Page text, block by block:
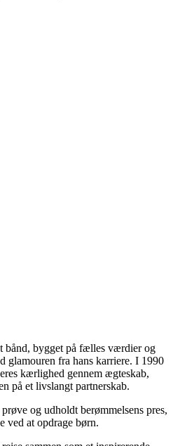
bånd, bygget på fælles værdier og
glamouren fra hans karriere. I 1990
kærlighed gennem ægteskab,
på et livslangt partnerskab.
og udholdt berømmelsens pres,
ved at opdrage børn.